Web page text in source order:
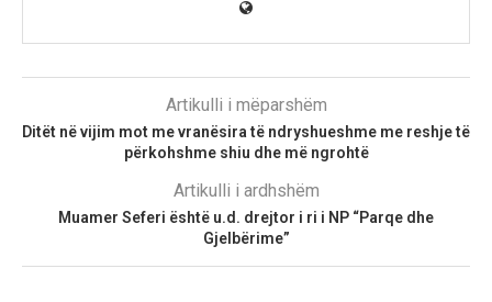
Artikulli i mëparshëm
Ditët në vijim mot me vranësira të ndryshueshme me reshje të
përkohshme shiu dhe më ngrohtë
Artikulli i ardhshëm
Muamer Seferi është u.d. drejtor i ri i NP “Parqe dhe
Gjelbërime”